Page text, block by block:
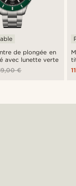
de plongée en
avec lunette verte
€